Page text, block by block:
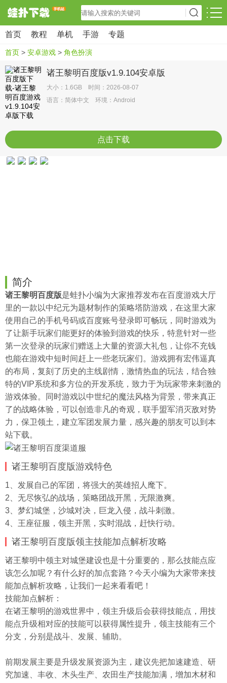
首页 教程 单机 手游 专题
首页 > 安卓游戏 > 角色扮演
诸王黎明百度版v1.9.104安卓版
大小：1.6GB 时间：2026-08-07
语言：简体中文 环境：Android
点击下载
简介
诸王黎明百度版是蛙扑小编为大家推荐发布在百度游戏大厅
里的一款以中纪元为题材制作的策略塔防游戏，在这里大家
使用自己的手机号码或百度账号登录即可畅玩，同时游戏为
了让新手玩家们能更好的体验到游戏的快乐，特意针对一些
第一次登录的玩家们赠送上大量的资源大礼包，让你不充钱
也能在游戏中短时间赶上一些老玩家们。游戏拥有宏伟逼真
的布局，复刻了历史的主线剧情，激情热血的玩法，结合独
特的VIP系统和多方位的开发系统，致力于为玩家带来刺激的
游戏体验。同时游戏以中世纪的魔法风格为背景，带来真正
了的战略体验，可以创造非凡的奇观，联手盟军消灭敌对势
力，保卫领土，建立军团发展力量，感兴趣的朋友可以到本
站下载。
诸王黎明百度版游戏特色
1、发展自己的军团，将强大的英雄招人麾下。
2、无尽恢弘的战场，策略团战开黑，无限激爽。
3、梦幻城堡，沙城对决，巨龙入侵，战斗刺激。
4、王座征服，领主开黑，实时混战，赶快行动。
诸王黎明百度版领主技能加点解析攻略
诸王黎明中领主对城堡建设也是十分重要的，那么技能点应
该怎么加呢？有什么好的加点套路？今天小编为大家带来技
能加点解析攻略，让我们一起来看看吧！
技能加点解析：
在诸王黎明的游戏世界中，领主升级后会获得技能点，用技
能点升级相对应的技能可以获得属性提升，领主技能有三个
分支，分别是战斗、发展、辅助。
前期发展主要是升级发展资源为主，建议先把加速建造、研
究加速、丰收、木头生产、农田生产技能加满，增加木材和